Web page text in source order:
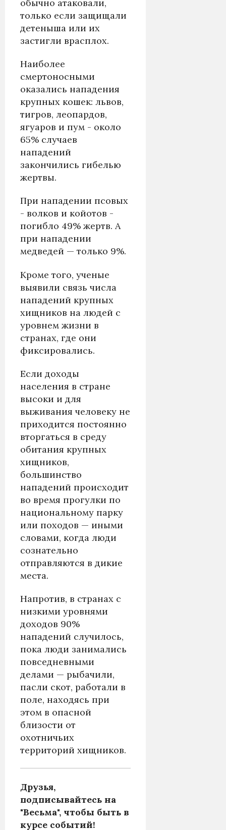
обычно атаковали,
только если защищали
детеныша или их
застигли врасплох.
Наиболее
смертоносными
оказались нападения
крупных кошек: львов,
тигров, леопардов,
ягуаров и пум - около
65% случаев
нападений
закончились гибелью
жертвы.
При нападении псовых
- волков и койотов -
погибло 49% жертв. А
при нападении
медведей — только 9%.
Кроме того, ученые
выявили связь числа
нападений крупных
хищников на людей с
уровнем жизни в
странах, где они
фиксировались.
Если доходы
населения в стране
высоки и для
выживания человеку не
приходится постоянно
вторгаться в среду
обитания крупных
хищников,
большинство
нападений происходит
во время прогулки по
национальному парку
или походов — иными
словами, когда люди
сознательно
отправляются в дикие
места.
Напротив, в странах с
низкими уровнями
доходов 90%
нападений случилось,
пока люди занимались
повседневными
делами — рыбачили,
пасли скот, работали в
поле, находясь при
этом в опасной
близости от
охотничьих
территорий хищников.
Друзья,
подписывайтесь на
"Весьма", чтобы быть в
курсе событий!